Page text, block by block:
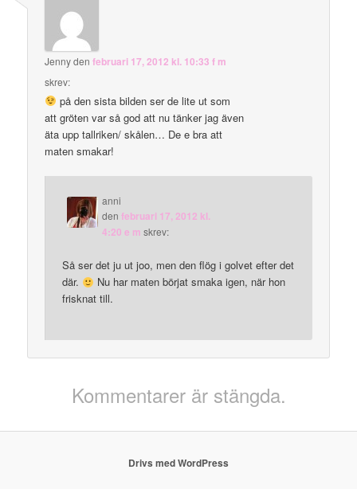
Jennydenfebruari 17, 2012 kl. 10:33 f m
skrev:
på den sista bilden ser de lite ut som
att gröten var så god att nu tänker jag även
äta upp tallriken/ skålen… De e bra att
maten smakar!
anni
denfebruari 17, 2012 kl.
4:20 e m skrev:
Så ser det ju ut joo, men den flög i golvet efter det
där.
Nu har maten börjat smaka igen, när hon
frisknat till.
Kommentarer är stängda.
Drivs med WordPress